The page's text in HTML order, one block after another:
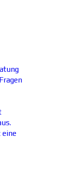
eine